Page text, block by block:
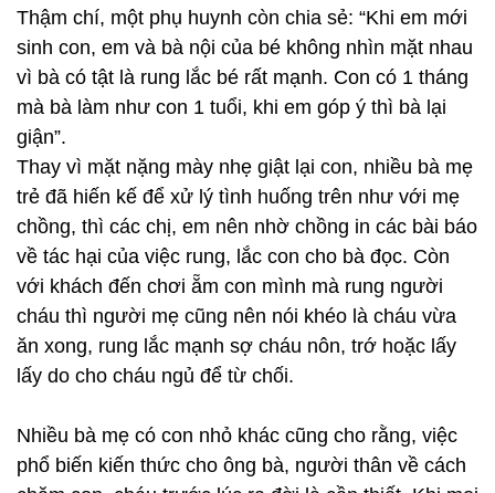
Thậm chí, một phụ huynh còn chia sẻ: “Khi em mới
sinh con, em và bà nội của bé không nhìn mặt nhau
vì bà có tật là rung lắc bé rất mạnh. Con có 1 tháng
mà bà làm như con 1 tuổi, khi em góp ý thì bà lại
giận”.
Thay vì mặt nặng mày nhẹ giật lại con, nhiều bà mẹ
trẻ đã hiến kế để xử lý tình huống trên như với mẹ
chồng, thì các chị, em nên nhờ chồng in các bài báo
về tác hại của việc rung, lắc con cho bà đọc. Còn
với khách đến chơi ẵm con mình mà rung người
cháu thì người mẹ cũng nên nói khéo là cháu vừa
ăn xong, rung lắc mạnh sợ cháu nôn, trớ hoặc lấy
lấy do cho cháu ngủ để từ chối.
Nhiều bà mẹ có con nhỏ khác cũng cho rằng, việc
phổ biến kiến thức cho ông bà, người thân về cách